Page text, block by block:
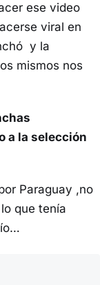
ese video
viral en
y la
mismos nos
a la selección
Paraguay ,no
que tenía